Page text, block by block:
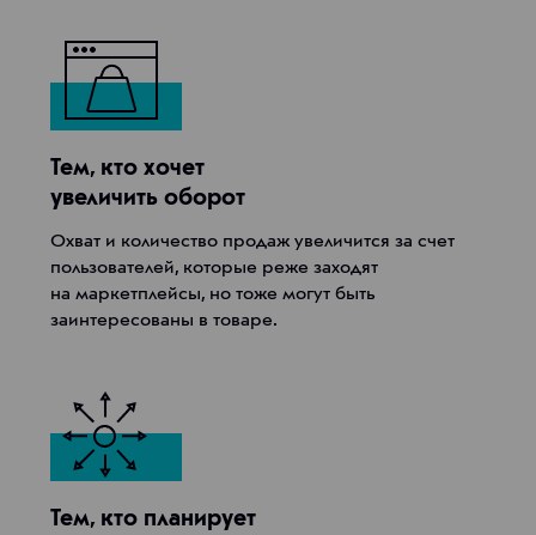
Тем, кто хочет
увеличить оборот
Охват и количество продаж увеличится за счет
пользователей, которые реже заходят
на маркетплейсы, но тоже могут быть
заинтересованы в товаре.
Тем, кто планирует